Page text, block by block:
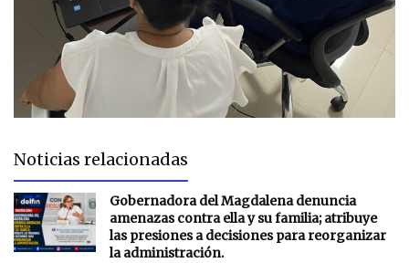
Noticias relacionadas
Gobernadora del Magdalena denuncia
amenazas contra ella y su familia; atribuye
las presiones a decisiones para reorganizar
la administración.